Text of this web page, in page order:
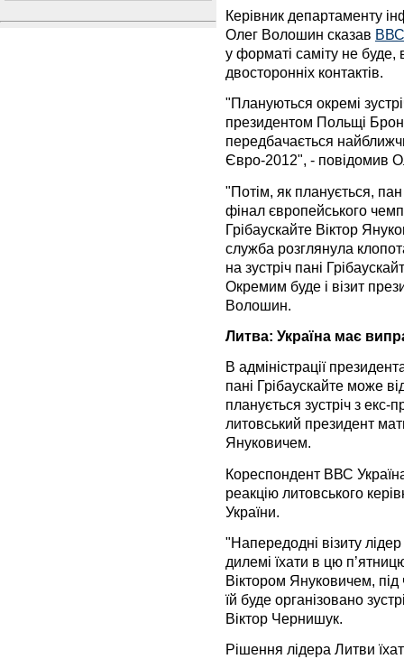
Керівник департаменту
Олег Волошин сказав ВВС
у форматі саміту не
двосторонніх контактів.
"Плануються окремі
президентом Польщі
передбачається
Євро-2012", - повідомив
"Потім, як планується,
фінал європейського
Грібаускайте Віктор
служба розглянула
на зустріч пані
Окремим буде і візит
Волошин.
Литва: Україна має
В адміністрації
пані Грібаускайте може
планується зустріч з
литовський президент
Януковичем.
Кореспондент ВВС
реакцію литовського
України.
"Напередодні візиту
дилемі їхати в цю
Віктором Януковичем, під
їй буде організовано
Віктор Чернишук.
Рішення лідера Литви